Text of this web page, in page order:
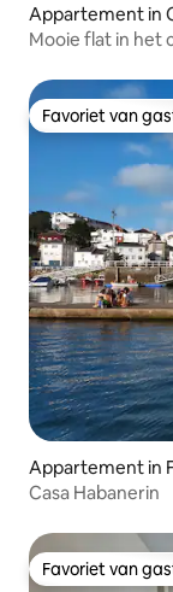
Appartement in
Mooie flat in het
Favoriet van
Favoriet van
Appartement in
Casa Habanerin
Favoriet van
Favoriet van